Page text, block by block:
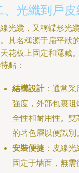
、光纖到戶
光纜，又稱蝶形光
其名稱源于扁平狀
花板上固定和隱藏
點：
結構設計：通常采
強度，外部包裹阻
全性和耐用性。雙
的著色層以便識別
安裝便捷 ：皮線
固定于墻面，無需